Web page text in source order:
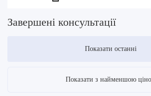
Завершені консультації
Показати останні
Показати з найменшою